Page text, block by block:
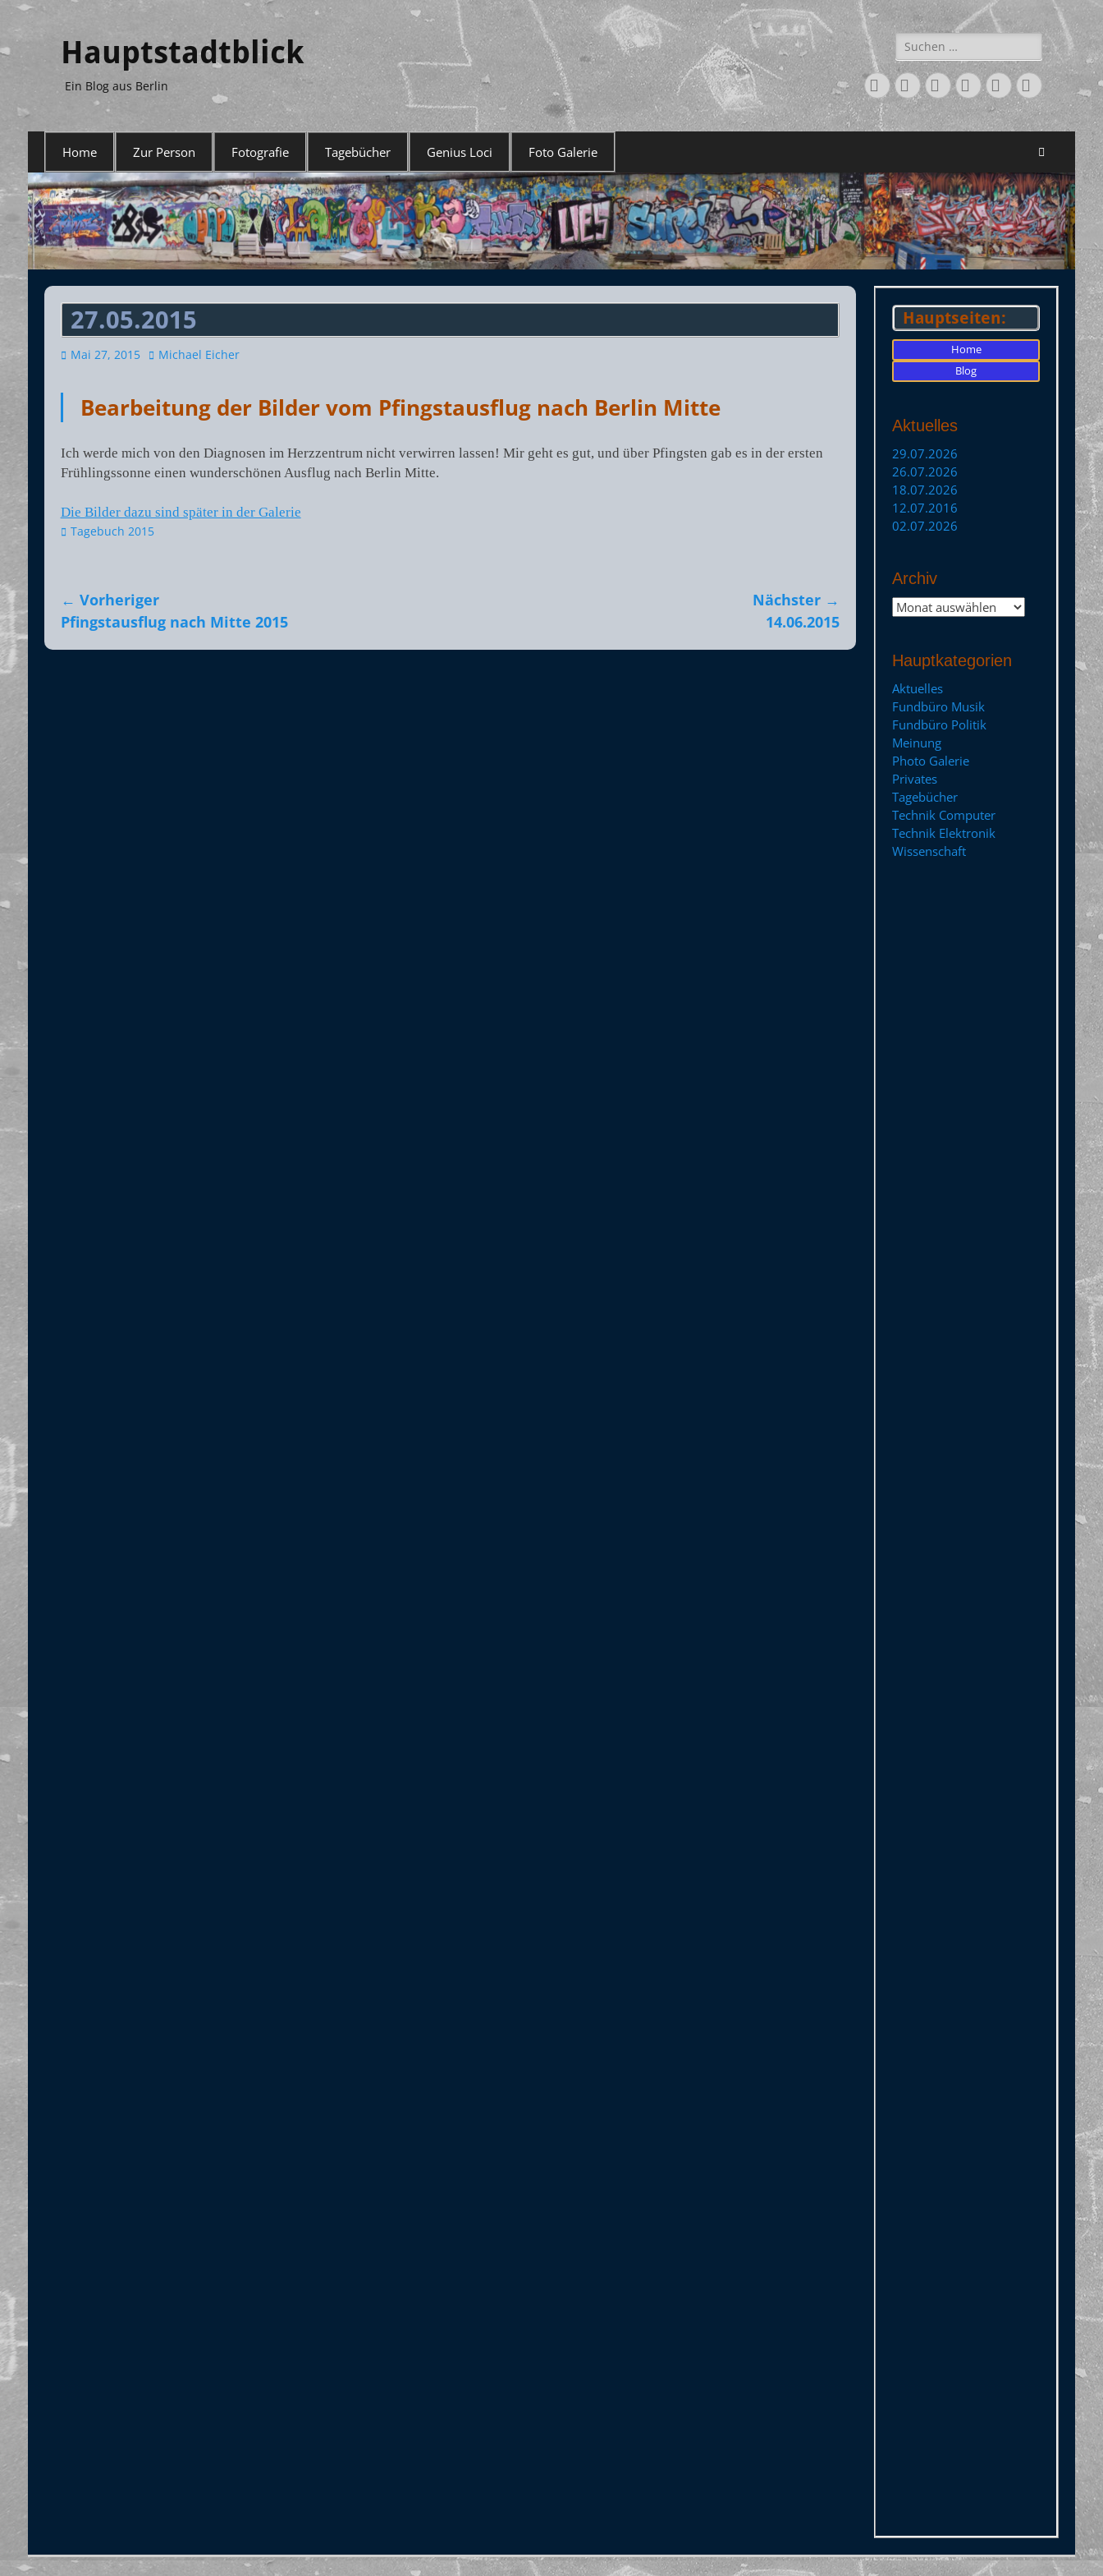
Hauptstadtblick
Ein Blog aus Berlin
Suchen
nach:
Facebook
TwitterLinkedIn
FlickrInstagram
Primäres
Menü
Home Zur Person Fotografie Tagebücher Genius Loci Foto Galerie Suchen
27.05.2015
Veröffentlicht
Mai 27, 2015 Autor
Michael Eicher
Bearbeitung der Bilder vom Pfingstausflug nach Berlin Mitte
Ich werde mich von den Diagnosen im Herzzentrum nicht verwirren lassen! Mir geht es gut, und über Pfingsten gab es in der ersten
Frühlingssonne einen wunderschönen Ausflug nach Berlin Mitte.
Die Bilder dazu sind später in der Galerie
Kategorien
Tagebuch 2015
Beitragsnavigation
← Vorheriger
Vorheriger
Pfingstausflug nach Mitte 2015
Nächster →
14.06.2015
Hauptseiten:
Home
Blog
Aktuelles
29.07.2026
26.07.2026
18.07.2026
12.07.2016
02.07.2026
Archiv
Archiv
Hauptkategorien
Aktuelles
Fundbüro Musik
Fundbüro Politik
Meinung
Photo Galerie
Privates
Tagebücher
Technik Computer
Technik Elektronik
Wissenschaft